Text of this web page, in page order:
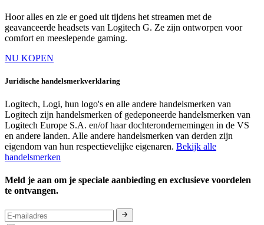
Hoor alles en zie er goed uit tijdens het streamen met de
geavanceerde headsets van Logitech G. Ze zijn ontworpen voor
comfort en meeslepende gaming.
NU KOPEN
Juridische handelsmerkverklaring
Logitech, Logi, hun logo's en alle andere handelsmerken van
Logitech zijn handelsmerken of gedeponeerde handelsmerken van
Logitech Europe S.A. en/of haar dochterondernemingen in de VS
en andere landen. Alle andere handelsmerken van derden zijn
eigendom van hun respectievelijke eigenaren. Bekijk alle
handelsmerken
Meld je aan om je speciale aanbieding en exclusieve voordelen
te ontvangen.